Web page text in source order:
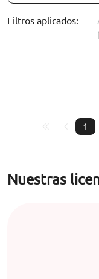
Filtros aplicados:
1
Nuestras